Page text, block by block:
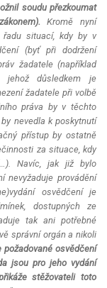
soudu přezkoumat
Kromě nyní
řadu situací, kdy by v
(byť při dodržení
žadatele (například
jehož důsledkem je
žadatele při volbě
práva by v těchto
nevedla k poskytnutí
přístup by ostatně
za situace, kdy
Navíc, jak již bylo
nevyžaduje provádění
osvědčení je
dostupných ze
tak ani potřebné
správní orgán a nikoli
požadované osvědčení
jsou pro jeho vydání
stěžovateli toto